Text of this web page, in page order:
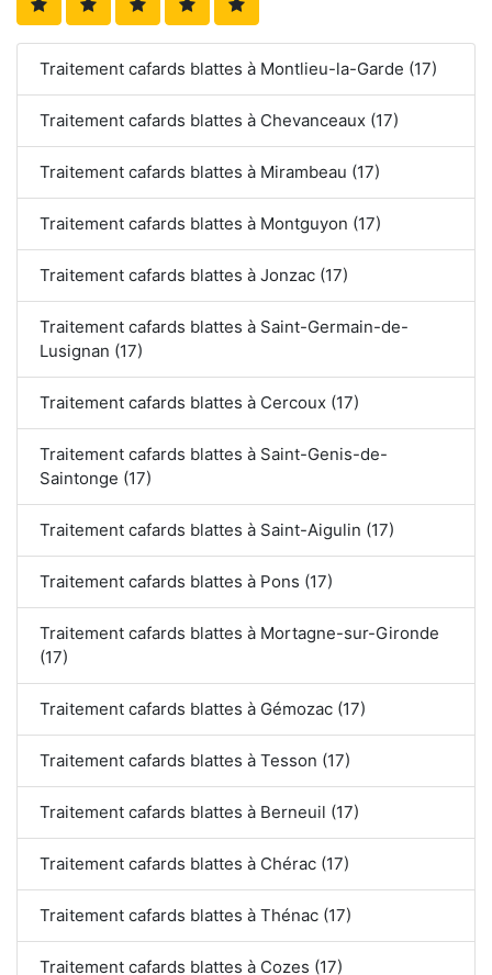
Traitement cafards blattes à Montlieu-la-Garde (17)
Traitement cafards blattes à Chevanceaux (17)
Traitement cafards blattes à Mirambeau (17)
Traitement cafards blattes à Montguyon (17)
Traitement cafards blattes à Jonzac (17)
Traitement cafards blattes à Saint-Germain-de-
Lusignan (17)
Traitement cafards blattes à Cercoux (17)
Traitement cafards blattes à Saint-Genis-de-
Saintonge (17)
Traitement cafards blattes à Saint-Aigulin (17)
Traitement cafards blattes à Pons (17)
Traitement cafards blattes à Mortagne-sur-Gironde
(17)
Traitement cafards blattes à Gémozac (17)
Traitement cafards blattes à Tesson (17)
Traitement cafards blattes à Berneuil (17)
Traitement cafards blattes à Chérac (17)
Traitement cafards blattes à Thénac (17)
Traitement cafards blattes à Cozes (17)